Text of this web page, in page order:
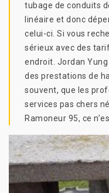
tubage de conduits
linéaire et donc
celui-ci. Si vous
sérieux avec des
endroit. Jordan
des prestations de
souvent, que les
services pas chers
Ramoneur 95, ce